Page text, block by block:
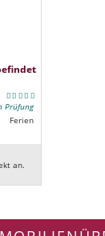
Prüfung
Ferien
an.